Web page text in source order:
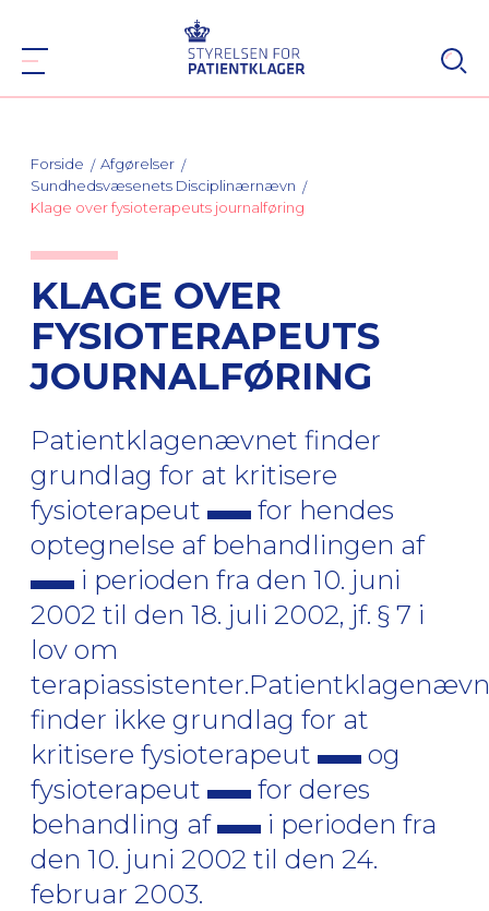
Forside
Afgørelser
Sundhedsvæsenets Disciplinærnævn
Klage over fysioterapeuts journalføring
KLAGE OVER
FYSIOTERAPEUTS
JOURNALFØRING
Patientklagenævnet finder
grundlag for at kritisere
fysioterapeut
for hendes
optegnelse af behandlingen af
i perioden fra den 10. juni
2002 til den 18. juli 2002, jf. § 7 i
lov om
finder ikke grundlag for at
kritisere fysioterapeut
og
fysioterapeut
for deres
behandling af
i perioden fra
den 10. juni 2002 til den 24.
februar 2003.